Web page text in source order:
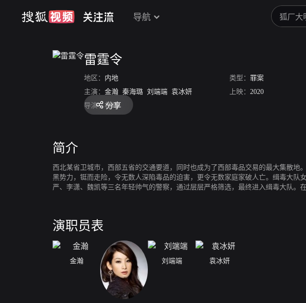
导航
雷霆令
地区： 内地 类型： 罪案
主演： 金瀚 秦海璐 刘端端 袁冰妍 上映： 2020
导演： 林峰
分享
简介
西北某省卫城市，西部五省的交通要道，同时也成为了西部毒品交易的最大集散
黑势力，铤而走险，令无数人深陷毒品的迫害，更令无数家庭家破人亡。缉毒大
严、李潇、魏凯等三名年轻帅气的警察，通过层层严格筛选，最终进入缉毒大队
演职员表
金瀚 刘端端 袁冰妍